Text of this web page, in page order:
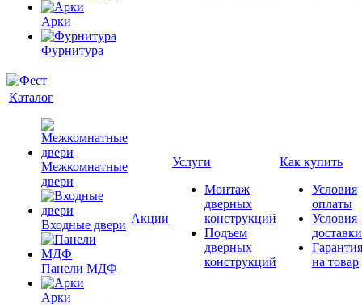
Арки
Фурнитура
Каталог
Межкомнатные
двери
Входные двери
Панели МДФ
Арки
Акции
Услуги
Монтаж
дверных
конструкций
Подъем
дверных
конструкций
Как купить
Условия
оплаты
Условия
доставки
Гарантия
на товар